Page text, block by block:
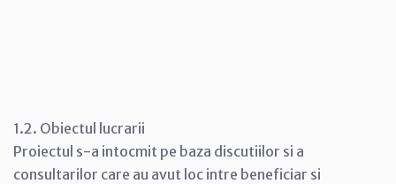
1.2. Obiectul lucrarii
Proiectul s-a intocmit pe baza discutiilor si a
consultarilor care au avut loc intre beneficiar si